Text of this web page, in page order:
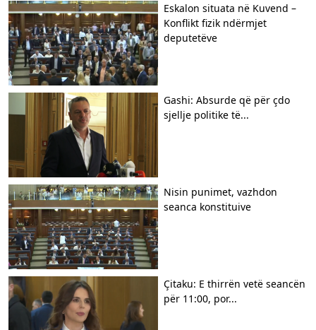
Eskalon situata në Kuvend –
Konflikt fizik ndërmjet
deputetëve
Gashi: Absurde që për çdo
sjellje politike të...
Nisin punimet, vazhdon
seanca konstituive
Çitaku: E thirrën vetë seancën
për 11:00, por...